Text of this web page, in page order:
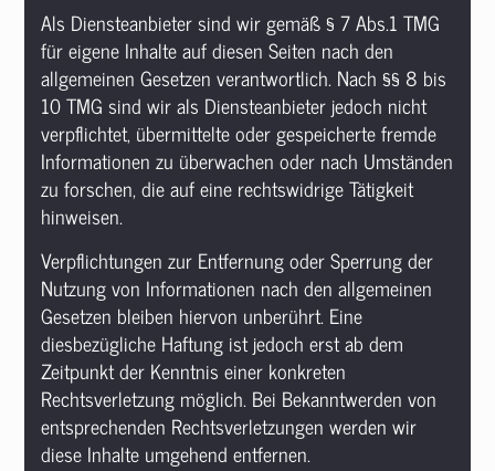
Als Diensteanbieter sind wir gemäß § 7 Abs.1 TMG
für eigene Inhalte auf diesen Seiten nach den
allgemeinen Gesetzen verantwortlich. Nach §§ 8 bis
10 TMG sind wir als Diensteanbieter jedoch nicht
verpflichtet, übermittelte oder gespeicherte fremde
Informationen zu überwachen oder nach Umständen
zu forschen, die auf eine rechtswidrige Tätigkeit
hinweisen.
Verpflichtungen zur Entfernung oder Sperrung der
Nutzung von Informationen nach den allgemeinen
Gesetzen bleiben hiervon unberührt. Eine
diesbezügliche Haftung ist jedoch erst ab dem
Zeitpunkt der Kenntnis einer konkreten
Rechtsverletzung möglich. Bei Bekanntwerden von
entsprechenden Rechtsverletzungen werden wir
diese Inhalte umgehend entfernen.